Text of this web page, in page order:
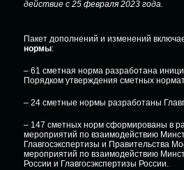
действие с 25 февраля 2023 года.
Пакет дополнений и изменений
нормы:
– 61 сметная норма разработана
Порядком утверждения сметных
– 24 сметные нормы разработаны
– 147 сметных норм сформированы в
мероприятий по взаимодействию
Главгосэкспертизы и Правительства
мероприятий по взаимодействию
России и Главгосэкспертизы России.